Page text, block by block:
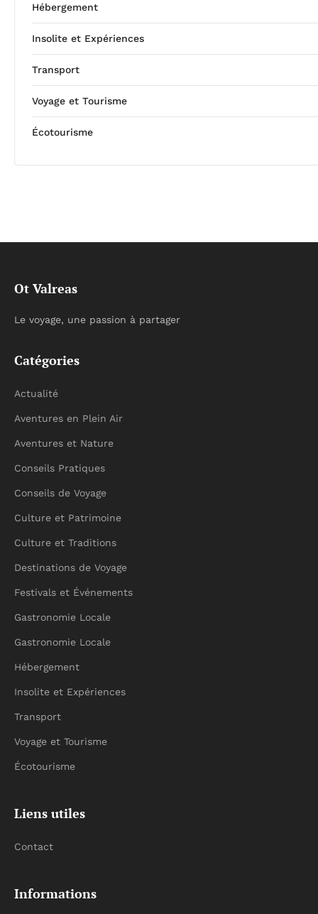
Hébergement
Insolite et Expériences
Transport
Voyage et Tourisme
Écotourisme
Ot Valreas
Le voyage, une passion à partager
Catégories
Actualité
Aventures en Plein Air
Aventures et Nature
Conseils Pratiques
Conseils de Voyage
Culture et Patrimoine
Culture et Traditions
Destinations de Voyage
Festivals et Événements
Gastronomie Locale
Gastronomie Locale
Hébergement
Insolite et Expériences
Transport
Voyage et Tourisme
Écotourisme
Liens utiles
Contact
Informations